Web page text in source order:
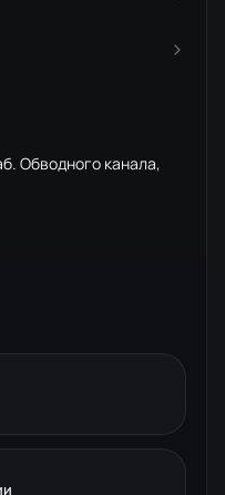
Обводного канала,